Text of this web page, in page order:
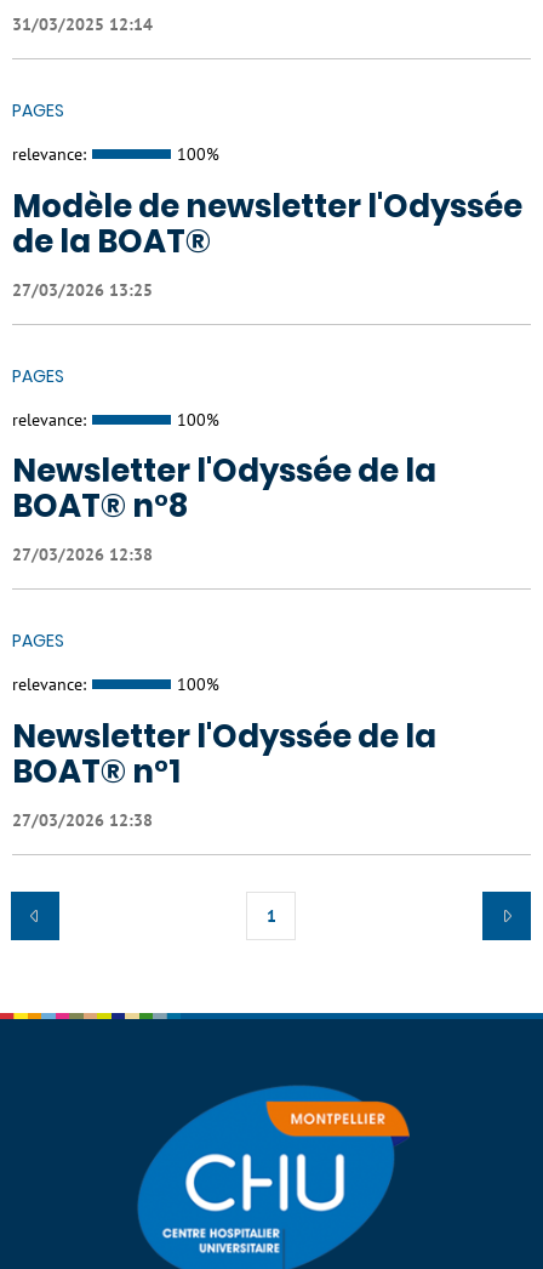
31/03/2025 12:14
PAGES
relevance: 100%
Modèle de newsletter l'Odyssée
de la BOAT®
27/03/2026 13:25
PAGES
relevance: 100%
Newsletter l'Odyssée de la
BOAT® n°8
27/03/2026 12:38
PAGES
relevance: 100%
Newsletter l'Odyssée de la
BOAT® n°1
27/03/2026 12:38
1